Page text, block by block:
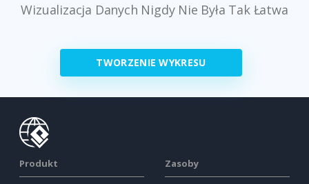
Wizualizacja Danych Nigdy Nie Była Tak Łatwa
TWORZENIE WYKRESU
Produkt Zasoby